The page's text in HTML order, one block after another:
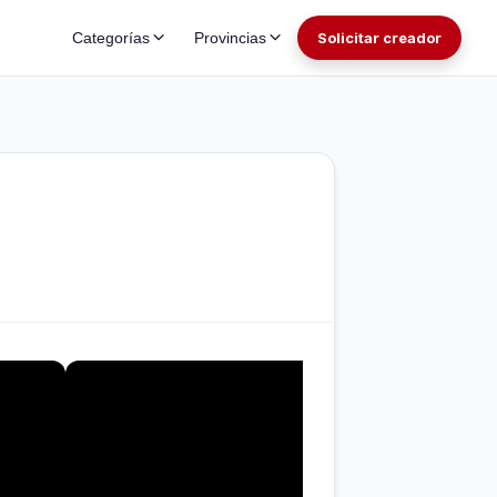
Categorías Provincias Solicitar creador